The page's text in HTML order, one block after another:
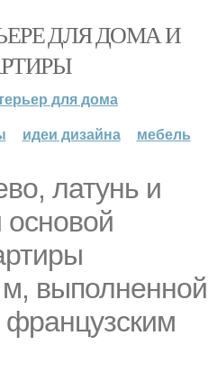
ДЛЯ ДОМА И
для дома
идеи дизайна мебель
латунь и
выполненной